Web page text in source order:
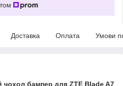
Доставка Оплата Умови
чохол бампер для ZTE Blade A7